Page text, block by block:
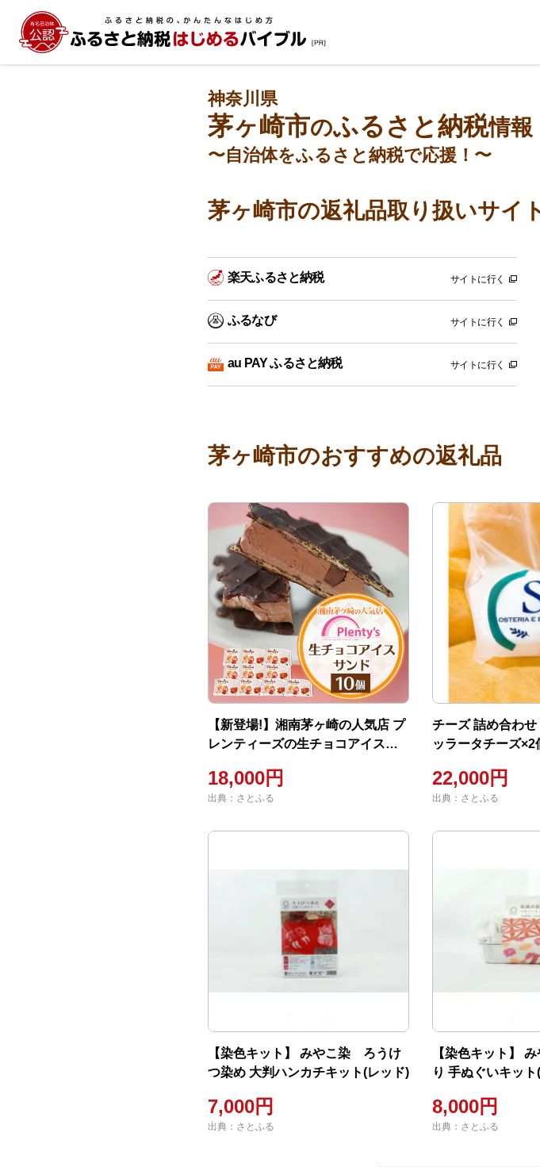
神奈川県
茅ヶ崎市のふるさと納税情報
〜自治体をふるさと納税で応援！〜
茅ヶ崎市の返礼品取り扱いサイ
楽天ふるさと納税 サイトに行く
ふるなび サイトに行く
au PAY ふるさと納税 サイトに行く
茅ヶ崎市のおすすめの返礼品
【新登場!】湘南茅ヶ崎の人気店 プ
レンティーズの生チョコアイスサ
18,000円
出典：さとふる
チーズ 詰め合わ
ッラータチーズ×2
22,000円
出典：さとふる
【染色キット】 みやこ染 ろうけ
つ染め 大判ハンカチキット(レッド)
7,000円
出典：さとふる
【染色キット】
り 手ぬぐいキッ
8,000円
出典：さとふる